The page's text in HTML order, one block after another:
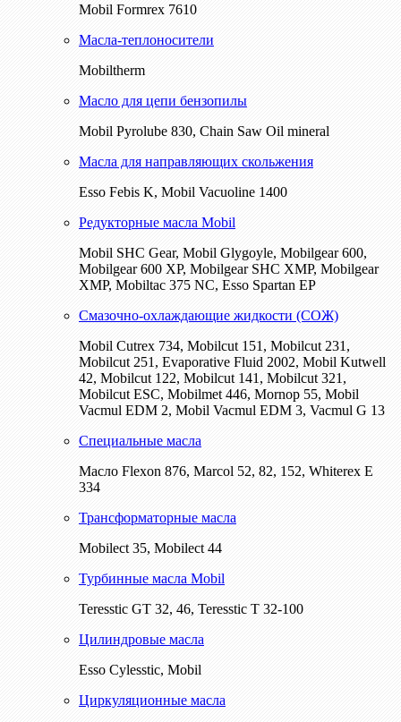
Mobil Formrex 7610
Масла-теплоносители
Mobiltherm
Масло для цепи бензопилы
Mobil Pyrolube 830, Chain Saw Oil mineral
Масла для направляющих скольжения
Esso Febis K, Mobil Vacuoline 1400
Редукторные масла Mobil
Mobil SHC Gear, Mobil Glygoyle, Mobilgear 600,
Mobilgear 600 XP, Mobilgear SHC XMP, Mobilgear
XМP, Mobiltac 375 NC, Esso Spartan EP
Смазочно-охлаждающие жидкости (СОЖ)
Mobil Cutrex 734, Mobilcut 151, Mobilcut 231,
Mobilcut 251, Evaporative Fluid 2002, Mobil Kutwell
42, Mobilcut 122, Mobilcut 141, Mobilcut 321,
Mobilcut ESC, Mobilmet 446, Mornop 55, Mobil
Vacmul EDM 2, Mobil Vacmul EDM 3, Vacmul G 13
Специальные масла
Масло Flexon 876, Marcol 52, 82, 152, Whiterex E
334
Трансформаторные масла
Mobilect 35, Mobilect 44
Турбинные масла Mobil
Teresstic GT 32, 46, Teresstic T 32-100
Цилиндровые масла
Esso Cylesstic, Mobil
Циркуляционные масла